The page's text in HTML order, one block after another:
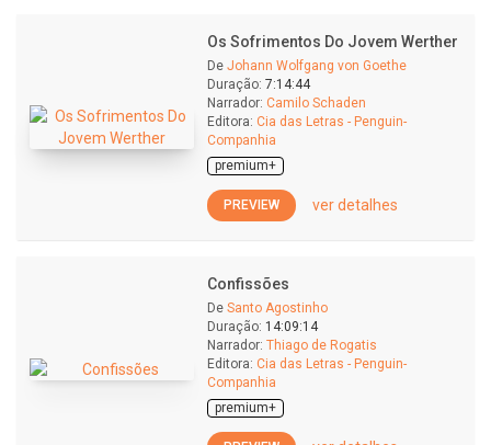
Os Sofrimentos Do Jovem Werther
De Johann Wolfgang von Goethe
Duração: 7:14:44
Narrador: Camilo Schaden
Editora: Cia das Letras - Penguin-
Companhia
premium+
PREVIEW ver detalhes
Confissões
De Santo Agostinho
Duração: 14:09:14
Narrador: Thiago de Rogatis
Editora: Cia das Letras - Penguin-
Companhia
premium+